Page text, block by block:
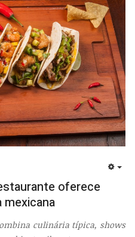
oferece
mexicana
culinária típica, shows